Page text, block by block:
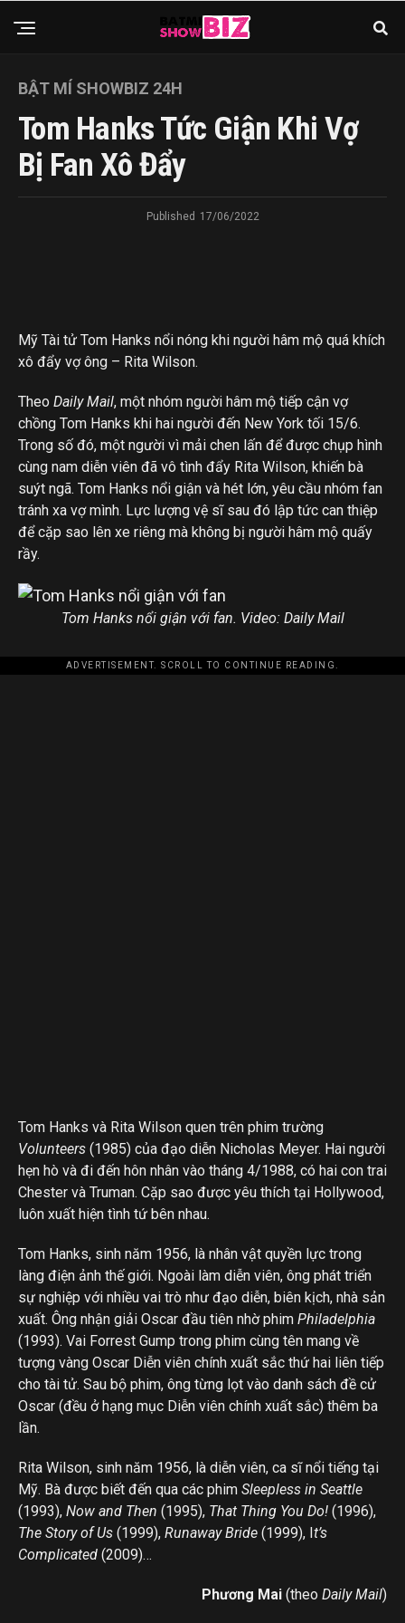
BẬT MÍ SHOWBIZ 24H
Tom Hanks Tức Giận Khi Vợ
Bị Fan Xô Đẩy
Published 17/06/2022
Mỹ Tài tử Tom Hanks nổi nóng khi người hâm mộ quá khích
xô đẩy vợ ông – Rita Wilson.
Theo Daily Mail, một nhóm người hâm mộ tiếp cận vợ
chồng Tom Hanks khi hai người đến New York tối 15/6.
Trong số đó, một người vì mải chen lấn để được chụp hình
cùng nam diễn viên đã vô tình đẩy Rita Wilson, khiến bà
suýt ngã. Tom Hanks nổi giận và hét lớn, yêu cầu nhóm fan
tránh xa vợ mình. Lực lượng vệ sĩ sau đó lập tức can thiệp
để cặp sao lên xe riêng mà không bị người hâm mộ quấy
rầy.
Tom Hanks nổi giận với fan. Video: Daily Mail
ADVERTISEMENT. SCROLL TO CONTINUE READING.
Tom Hanks và Rita Wilson quen trên phim trường
Volunteers (1985) của đạo diễn Nicholas Meyer. Hai người
hẹn hò và đi đến hôn nhân vào tháng 4/1988, có hai con trai
Chester và Truman. Cặp sao được yêu thích tại Hollywood,
luôn xuất hiện tình tứ bên nhau.
Tom Hanks, sinh năm 1956, là nhân vật quyền lực trong
làng điện ảnh thế giới. Ngoài làm diễn viên, ông phát triển
sự nghiệp với nhiều vai trò như đạo diễn, biên kịch, nhà sản
xuất. Ông nhận giải Oscar đầu tiên nhờ phim Philadelphia
(1993). Vai Forrest Gump trong phim cùng tên mang về
tượng vàng Oscar Diễn viên chính xuất sắc thứ hai liên tiếp
cho tài tử. Sau bộ phim, ông từng lọt vào danh sách đề cử
Oscar (đều ở hạng mục Diễn viên chính xuất sắc) thêm ba
lần.
Rita Wilson, sinh năm 1956, là diễn viên, ca sĩ nổi tiếng tại
Mỹ. Bà được biết đến qua các phim Sleepless in Seattle
(1993), Now and Then (1995), That Thing You Do! (1996),
The Story of Us (1999), Runaway Bride (1999), It’s
Complicated (2009)…
Phương Mai (theo Daily Mail)